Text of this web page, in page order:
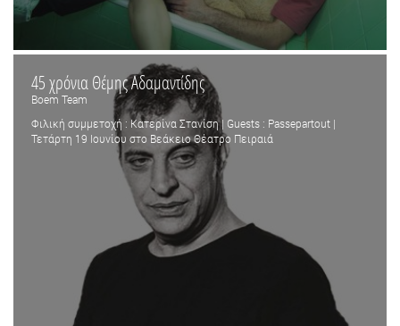
45 χρόνια Θέμης Αδαμαντίδης
Boem Team
Φιλική συμμετοχή : Κατερίνα Στανίση | Guests : Passepartout |
Τετάρτη 19 Ιουνίου στο Βεάκειο Θέατρο Πειραιά